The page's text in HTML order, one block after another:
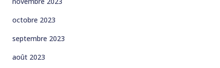
octobre 2023
septembre 2023
août 2023